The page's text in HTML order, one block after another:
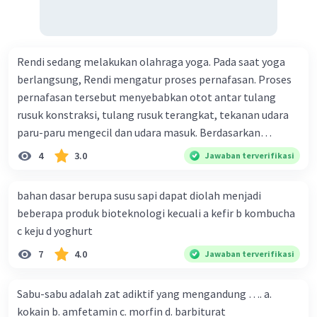
dan lingkungan dapat memengaruhi
kesempatan dan akses ke sumber daya ekonomi,
yang dapat berdampak pada stabilitas ekonomi
generasi selanjutnya.
Pengaruh Psikososial:Pengalaman traumatis
atau stres lingkungan dapat memengaruhi
kesejahteraan mental dan emosional individu
mereka.
Penting untuk diingat bahwa efek lingkungan
dapat berinteraksi dengan faktor genetik
individu. Ini berarti bahwa sifat-sifat tertentu
mungkin muncul atau tidak muncul pada
lingkungan dan faktor genetik berinteraksi satu
Rendi sedang melakukan olahraga yoga. Pada saat yoga
berlangsung, Rendi mengatur proses pernafasan. Proses
pernafasan tersebut menyebabkan otot antar tulang
rusuk konstraksi, tulang rusuk terangkat, tekanan udara
paru-paru mengecil dan udara masuk. Berdasarkan
informasi tersebut, dapat disimpulkan bahwa Rendi
sedang melakukan proses pernafasan....
4 3.0 Jawaban terverifikasi
bahan dasar berupa susu sapi dapat diolah menjadi
beberapa produk bioteknologi kecuali a kefir b kombucha
c keju d yoghurt
7 4.0 Jawaban terverifikasi
Sabu-sabu adalah zat adiktif yang mengandung …. a.
kokain b. amfetamin c. morfin d. barbiturat